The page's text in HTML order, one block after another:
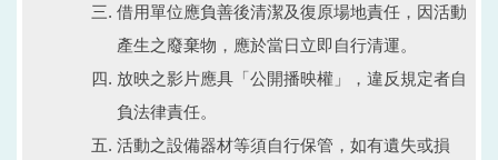
借用單位應負善後清潔及復原場地責任，因活動
產生之廢棄物，應於當日立即自行清運。
放映之影片應具「公開播映權」，違反規定者自
負法律責任。
活動之設備器材等須自行保管，如有遺失或損